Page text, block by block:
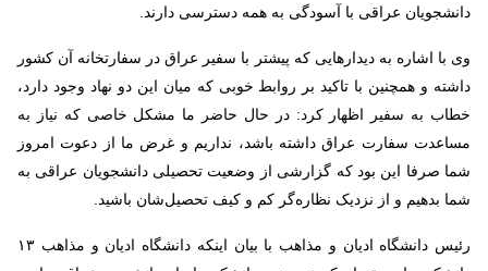
دانشجویان عراقی با آسودگی به همه دسترسی دارند.
وی با اشاره به دیدارهایی که پیشتر با سفیر عراق در سفارتخانه آن کشور
داشته و همچنین با تاکید بر روابط خوبی که میان این دو نهاد وجود دارد،
خطاب به سفیر اظهار کرد: در حال حاضر ما مشکل خاصی که نیاز به
مساعدت سفارت عراق داشته باشد، نداریم و غرض ما از دعوت امروز
شما صرفا این بود که گزارشی از وضعیت تحصیلی دانشجویان عراقی به
شما بدهیم و از نزدیک نظاره‌گر کم و کیف تحصیل‌شان باشید.
رئیس دانشگاه ادیان و مذاهب با بیان اینکه دانشگاه ادیان‌ و مذاهب ۱۳